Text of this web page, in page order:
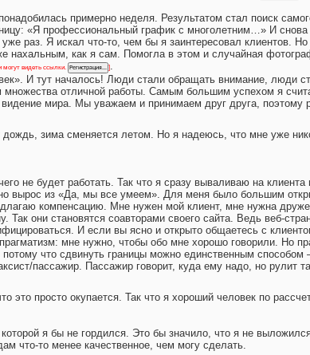
примерно неделя. Результатом стал поиск
«Я профессиональный график с многолетним…» И
раз. Я искал что-то, чем бы я заинтересовал клиентов. Но
нахальным, как я сам. Помогла в этом и случайная
могут видеть ссылки. ] .
И тут началось! Люди стали обращать внимание, люди
отличной работы. Самым большим успехом я
мира. Мы уважаем и принимаем друг друга, поэтому
зима сменяется летом. Но я надеюсь, что мне уже
не будет работать. Так что я сразу вываливаю на
вырос из «Да, мы все умеем». Для меня было большим
компенсацию. Мне нужен мой клиент, мне нужна
они становятся соавторами своего сайта. Ведь веб-
И если вы ясно и открыто общаетесь с
мне нужно, чтобы обо мне хорошо говорили. Но
что сдвинуть границы можно единственным
пассажир. Пассажир говорит, куда ему надо, но рулит
это просто окупается. Так что я хороший человек по
я бы не гордился. Это бы значило, что я не
что-то менее качественное, чем могу сделать.